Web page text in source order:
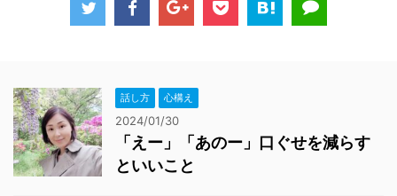
話し方 心構え
2024/01/30
「えー」「あのー」口ぐせを減らす
といいこと